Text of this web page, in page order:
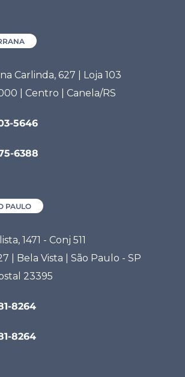
Carlinda, 627 | Loja 103
| Centro | Canela/RS
5646
6388
PAULO
1471 - Conj 511
| Bela Vista | São Paulo - SP
23395
8264
8264